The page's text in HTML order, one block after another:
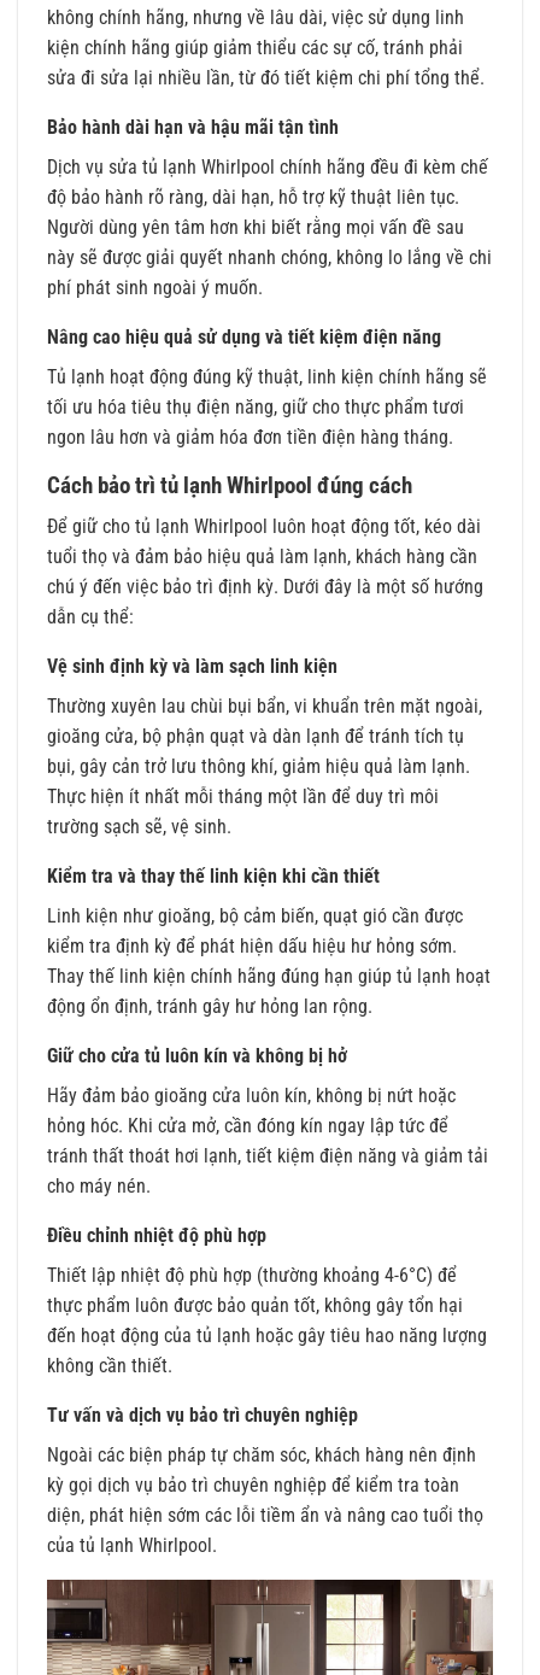
không chính hãng, nhưng về lâu dài, việc sử dụng linh
kiện chính hãng giúp giảm thiểu các sự cố, tránh phải
sửa đi sửa lại nhiều lần, từ đó tiết kiệm chi phí tổng thể.
Bảo hành dài hạn và hậu mãi tận tình
Dịch vụ sửa tủ lạnh Whirlpool chính hãng đều đi kèm chế
độ bảo hành rõ ràng, dài hạn, hỗ trợ kỹ thuật liên tục.
Người dùng yên tâm hơn khi biết rằng mọi vấn đề sau
này sẽ được giải quyết nhanh chóng, không lo lắng về chi
phí phát sinh ngoài ý muốn.
Nâng cao hiệu quả sử dụng và tiết kiệm điện năng
Tủ lạnh hoạt động đúng kỹ thuật, linh kiện chính hãng sẽ
tối ưu hóa tiêu thụ điện năng, giữ cho thực phẩm tươi
ngon lâu hơn và giảm hóa đơn tiền điện hàng tháng.
Cách bảo trì tủ lạnh Whirlpool đúng cách
Để giữ cho tủ lạnh Whirlpool luôn hoạt động tốt, kéo dài
tuổi thọ và đảm bảo hiệu quả làm lạnh, khách hàng cần
chú ý đến việc bảo trì định kỳ. Dưới đây là một số hướng
dẫn cụ thể:
Vệ sinh định kỳ và làm sạch linh kiện
Thường xuyên lau chùi bụi bẩn, vi khuẩn trên mặt ngoài,
gioăng cửa, bộ phận quạt và dàn lạnh để tránh tích tụ
bụi, gây cản trở lưu thông khí, giảm hiệu quả làm lạnh.
Thực hiện ít nhất mỗi tháng một lần để duy trì môi
trường sạch sẽ, vệ sinh.
Kiểm tra và thay thế linh kiện khi cần thiết
Linh kiện như gioăng, bộ cảm biến, quạt gió cần được
kiểm tra định kỳ để phát hiện dấu hiệu hư hỏng sớm.
Thay thế linh kiện chính hãng đúng hạn giúp tủ lạnh hoạt
động ổn định, tránh gây hư hỏng lan rộng.
Giữ cho cửa tủ luôn kín và không bị hở
Hãy đảm bảo gioăng cửa luôn kín, không bị nứt hoặc
hỏng hóc. Khi cửa mở, cần đóng kín ngay lập tức để
tránh thất thoát hơi lạnh, tiết kiệm điện năng và giảm tải
cho máy nén.
Điều chỉnh nhiệt độ phù hợp
Thiết lập nhiệt độ phù hợp (thường khoảng 4-6°C) để
thực phẩm luôn được bảo quản tốt, không gây tổn hại
đến hoạt động của tủ lạnh hoặc gây tiêu hao năng lượng
không cần thiết.
Tư vấn và dịch vụ bảo trì chuyên nghiệp
Ngoài các biện pháp tự chăm sóc, khách hàng nên định
kỳ gọi dịch vụ bảo trì chuyên nghiệp để kiểm tra toàn
diện, phát hiện sớm các lỗi tiềm ẩn và nâng cao tuổi thọ
của tủ lạnh Whirlpool.